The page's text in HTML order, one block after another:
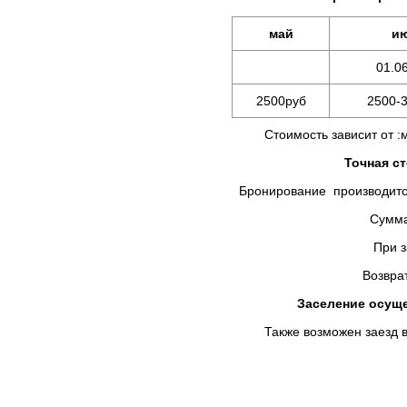
май
2500руб 2500-
Стоимость зависит от
Точная
Бронирование
Сумма предоплаты
При заселении Вы
Возврат брони не
Заселение
Также возможен заезд в